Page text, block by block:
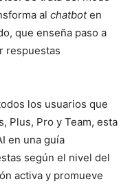
al chatboten
que enseña paso a
respuestas
los usuarios que
Plus, Pro y Team, esta
en una guía
según el nivel del
activa y promueve